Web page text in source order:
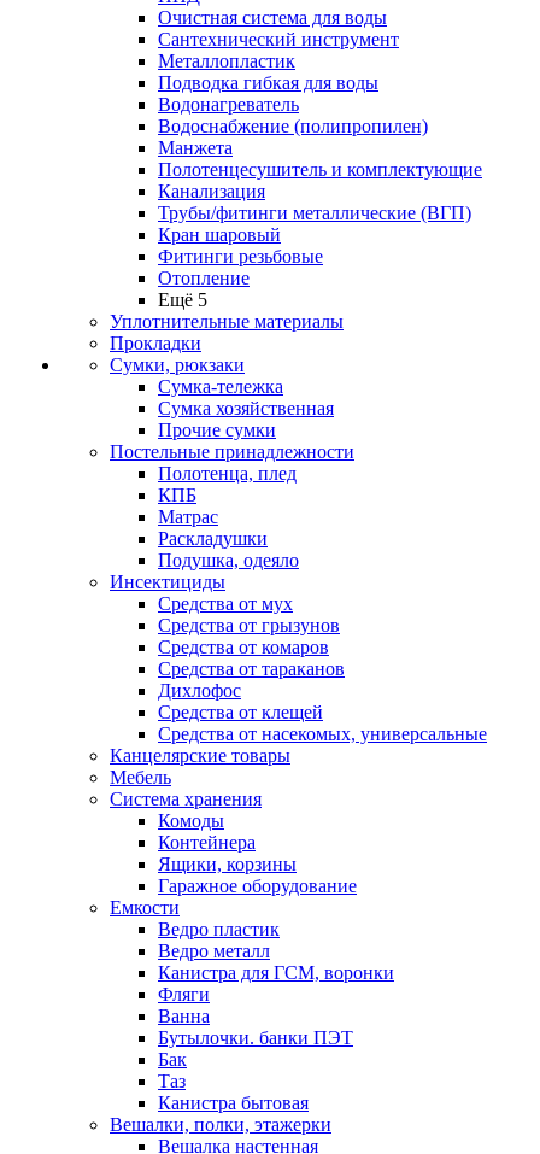
Очистная система для воды
Сантехнический инструмент
Металлопластик
Подводка гибкая для воды
Водонагреватель
Водоснабжение (полипропилен)
Манжета
Полотенцесушитель и комплектующие
Канализация
Трубы/фитинги металлические (ВГП)
Кран шаровый
Фитинги резьбовые
Отопление
Ещё 5
Уплотнительные материалы
Прокладки
Сумки, рюкзаки
Сумка-тележка
Сумка хозяйственная
Прочие сумки
Постельные принадлежности
Полотенца, плед
КПБ
Матрас
Раскладушки
Подушка, одеяло
Инсектициды
Средства от мух
Средства от грызунов
Средства от комаров
Средства от тараканов
Дихлофос
Средства от клещей
Средства от насекомых, универсальные
Канцелярские товары
Мебель
Система хранения
Комоды
Контейнера
Ящики, корзины
Гаражное оборудование
Емкости
Ведро пластик
Ведро металл
Канистра для ГСМ, воронки
Фляги
Ванна
Бутылочки. банки ПЭТ
Бак
Таз
Канистра бытовая
Вешалки, полки, этажерки
Вешалка настенная